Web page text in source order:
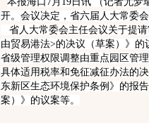
开。会议决定，省六届人大常委
省人大常委会主任会议关于提
由贸易港法>的决议（草案）》
省级管理权限调整由重点园区管
具体适用税率和免征减征办法的
东新区生态环境保护条例》的报
案）》的议案等。